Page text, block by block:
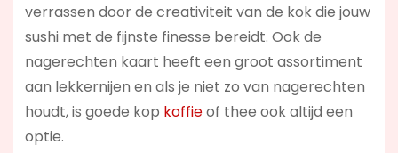
verrassen door de creativiteit van de kok die jouw
sushi met de fijnste finesse bereidt. Ook de
nagerechten kaart heeft een groot assortiment
aan lekkernijen en als je niet zo van nagerechten
houdt, is goede kop koffieof thee ook altijd een
optie.